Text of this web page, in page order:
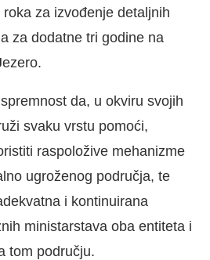
za izvođenje detaljnih
za dodatne tri godine na
da, u okviru svojih
svaku vrstu pomoći,
raspoložive mehanizme
ugroženog područja, te
i kontinuirana
ministarstava oba entiteta i
tom području.